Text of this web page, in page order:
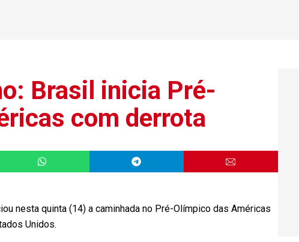
Brasil inicia Pré-
com derrota
nesta quinta (14) a caminhada no Pré-Olímpico das Américas
Unidos.